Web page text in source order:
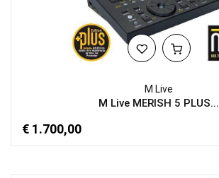
M Live
M Live MERISH 5 PLUS...
€ 1.700,00